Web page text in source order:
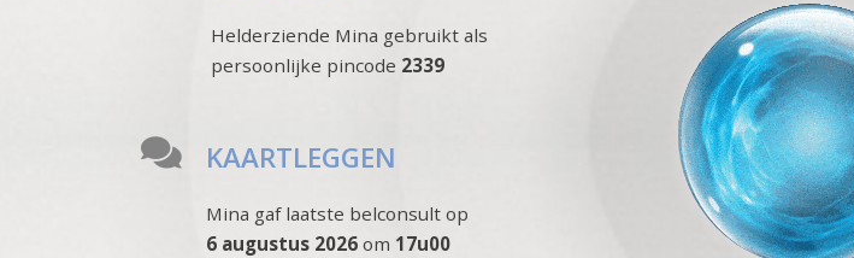
Helderziende Mina gebruikt als
persoonlijke pincode 2339
KAARTLEGGEN
Mina gaf laatste belconsult op
6 augustus 2026 om 17u00